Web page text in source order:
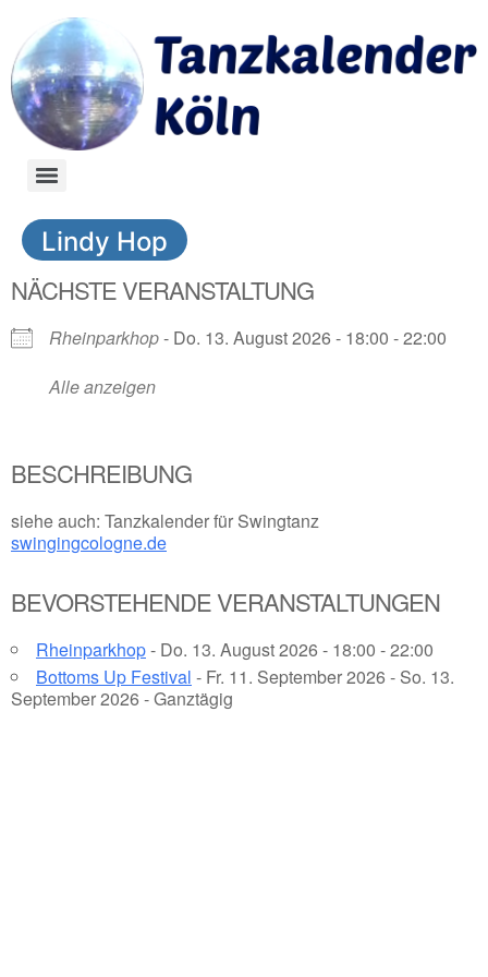
Lindy Hop
NÄCHSTE VERANSTALTUNG
Rheinparkhop- Do. 13. August 2026 - 18:00 - 22:00
Alle anzeigen
BESCHREIBUNG
siehe auch: Tanzkalender für Swingtanz
swingingcologne.de
BEVORSTEHENDE VERANSTALTUNGEN
Rheinparkhop- Do. 13. August 2026 - 18:00 - 22:00
Bottoms Up Festival - Fr. 11. September 2026 - So. 13.
September 2026 - Ganztägig